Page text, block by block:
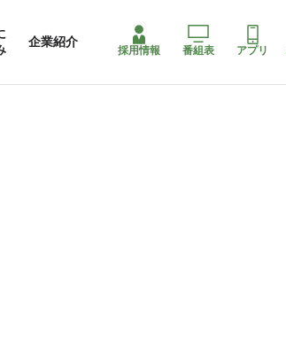
企業紹介
採用情報 番組表 アプリ